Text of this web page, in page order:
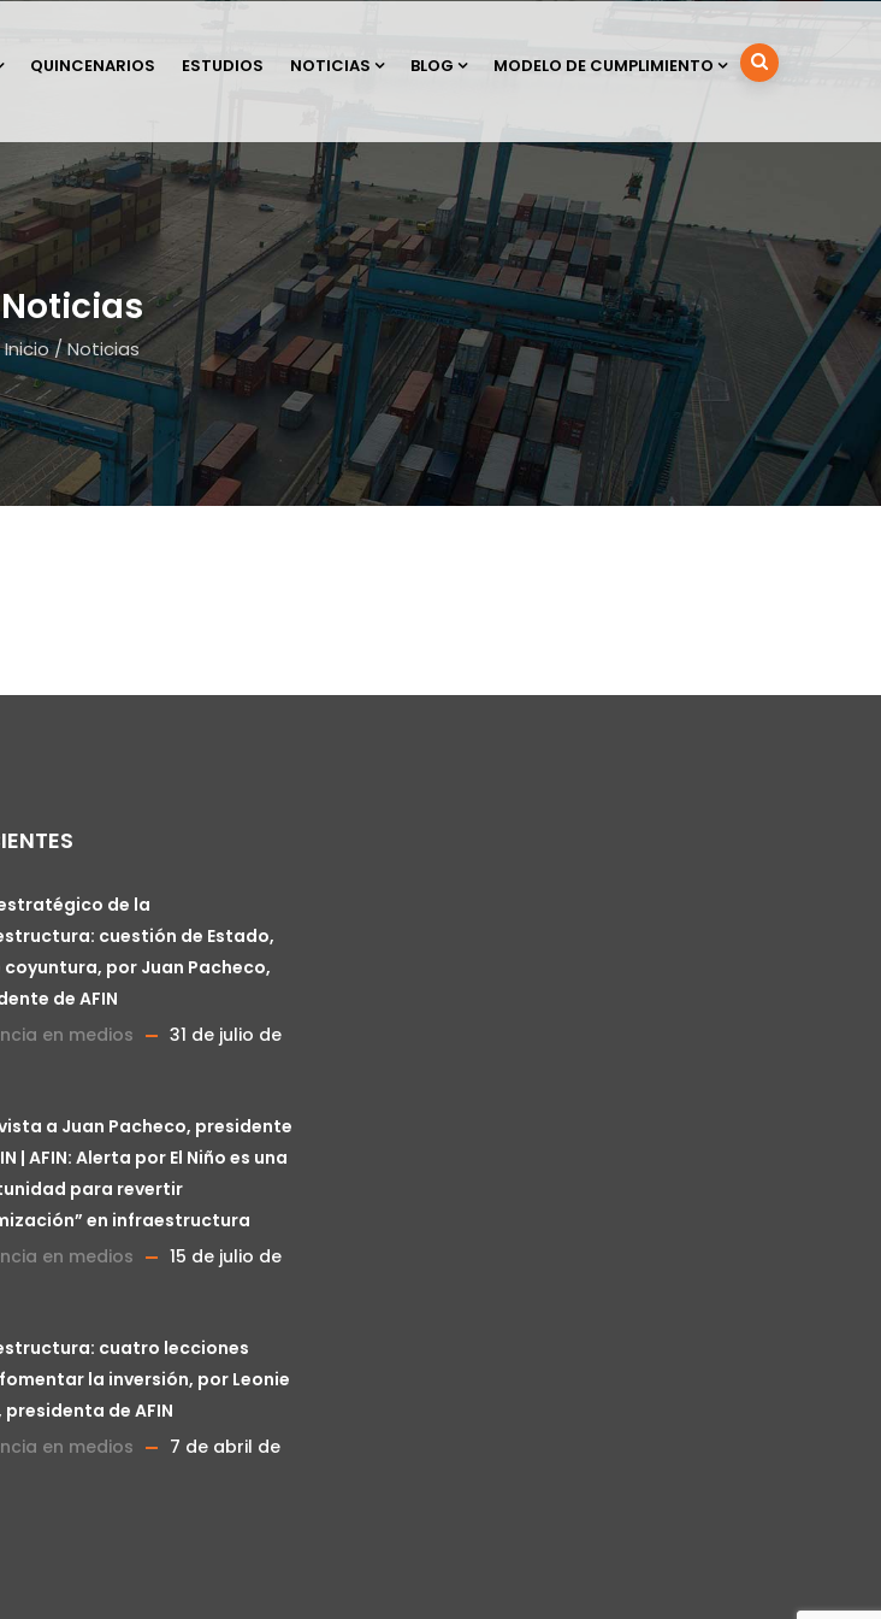
QUINCENARIOS ESTUDIOS NOTICIAS BLOG MODELO DE CUMPLIMIENTO
Noticias
Inicio/Noticias
de la
cuestión de Estado,
coyuntura, por Juan Pacheco,
de AFIN
en medios
31 de julio de
a Juan Pacheco, presidente
| AFIN: Alerta por El Niño es una
para revertir
en infraestructura
en medios
15 de julio de
cuatro lecciones
la inversión, por Leonie
presidenta de AFIN
en medios
7 de abril de